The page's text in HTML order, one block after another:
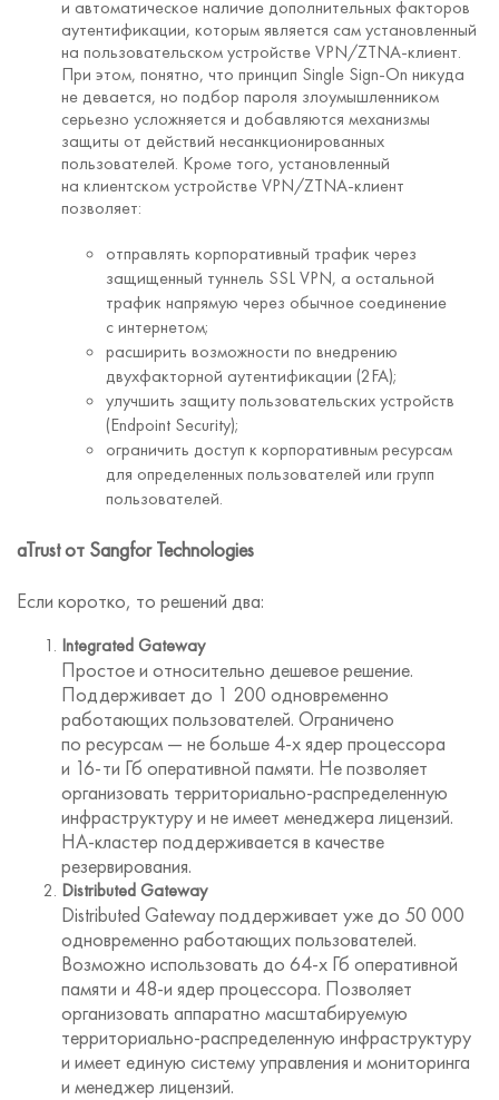
и автоматическое наличие дополнительных факторов
аутентификации, которым является сам установленный
на пользовательском устройстве VPN/ZTNA-клиент.
При этом, понятно, что принцип Single Sign-On никуда
не девается, но подбор пароля злоумышленником
серьезно усложняется и добавляются механизмы
защиты от действий несанкционированных
пользователей. Кроме того, установленный
на клиентском устройстве VPN/ZTNA-клиент
позволяет:
отправлять корпоративный трафик через
защищенный туннель SSL VPN, а остальной
трафик напрямую через обычное соединение
с интернетом;
расширить возможности по внедрению
двухфакторной аутентификации (2FA);
улучшить защиту пользовательских устройств
(Endpoint Security);
ограничить доступ к корпоративным ресурсам
для определенных пользователей или групп
пользователей.
aTrust от Sangfor Technologies
Если коротко, то решений два:
Integrated Gateway
Простое и относительно дешевое решение.
Поддерживает до 1 200 одновременно
работающих пользователей. Ограничено
по ресурсам — не больше 4-х ядер процессора
и 16-ти Гб оперативной памяти. Не позволяет
организовать территориально-распределенную
инфраструктуру и не имеет менеджера лицензий.
HA-кластер поддерживается в качестве
резервирования.
Distributed Gateway
Distributed Gateway поддерживает уже до 50 000
одновременно работающих пользователей.
Возможно использовать до 64-х Гб оперативной
памяти и 48-и ядер процессора. Позволяет
организовать аппаратно масштабируемую
территориально-распределенную инфраструктуру
и имеет единую систему управления и мониторинга
и менеджер лицензий.